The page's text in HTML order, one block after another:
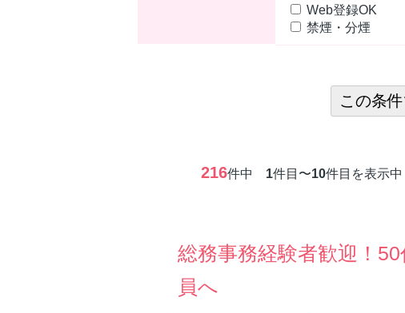
Web登録OK
禁煙・分煙
216件中 1件目〜10件目を表示中
総務事務経験者歓迎！
員へ